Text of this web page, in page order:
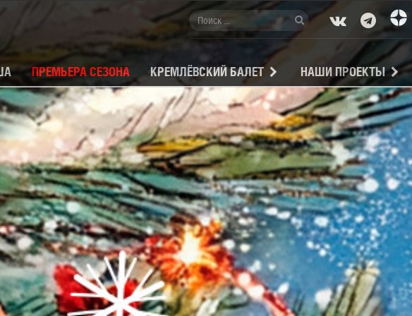
ПРЕМЬЕРА СЕЗОНА КРЕМЛЁВСКИЙ БАЛЕТ НАШИ ПРОЕКТЫ